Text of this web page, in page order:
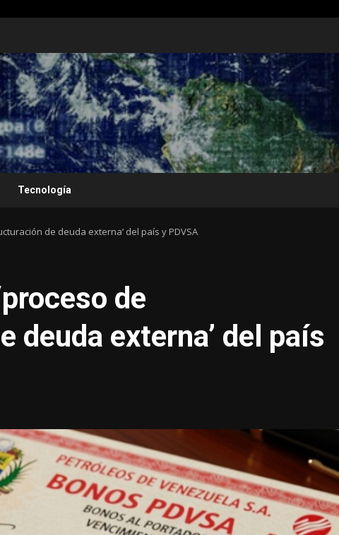
Tecnología
de deuda externa’ del país y PDVSA
de
deuda externa’ del país